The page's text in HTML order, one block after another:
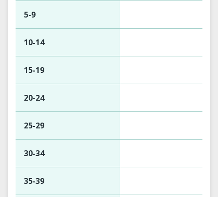
5-9
10-14
15-19
20-24
25-29
30-34
35-39